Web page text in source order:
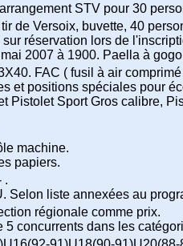
STV pour 30
de Versoix, buvette, 40
réservation lors de
2007 à 1900. Paella à
FAC ( fusil à air
et positions spéciales pour
Pistolet Sport Gros calibre,
machine.
papiers.
.
Selon liste annexées au
régionale comme prix.
5 concurrents dans les